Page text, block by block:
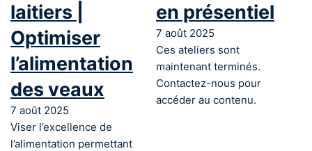
laitiers |
Optimiser
l’alimentation
des veaux
7 août 2025
Viser l’excellence de
l’alimentation permettant
en présentiel
7 août 2025
Ces ateliers sont
maintenant terminés.
Contactez-nous pour
accéder au contenu.